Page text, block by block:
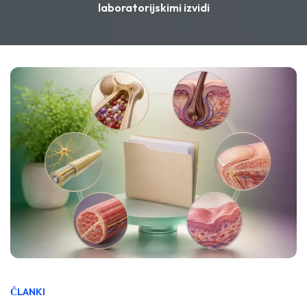
laboratorijskimi izvidi
ČLANKI